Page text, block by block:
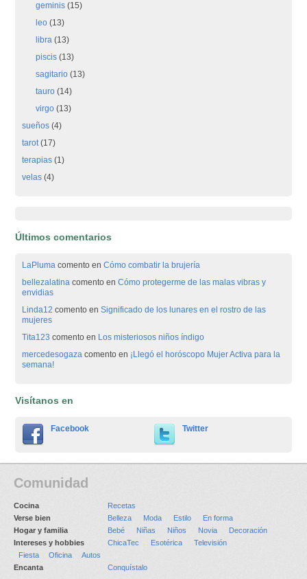
geminis (15)
leo (13)
libra (13)
piscis (13)
sagitario (13)
tauro (14)
virgo (13)
sueños (4)
tarot(17)
terapias (1)
velas (4)
Últimos comentarios
LaPluma comento enCómo combatir la brujería
bellezalatina comento enCómo protegerme de las malas vibras y
envidias
Linda12 comento enSignificado de los lunares en el rostro de las
mujeres
Tita123 comento en Los misteriosos niños índigo
mercedesogaza comento en ¡Llegó el horóscopo Mujer Activa para la
semana!
Visítanos en
Facebook Twitter
Comunidad
Cocina
Recetas
Verse bien
Belleza Moda Estilo
En forma
Hogar y familia
Bebé Niñas Niños Novia
Decoración
Intereses y hobbies
ChicaTec Esotérica
Televisión
Fiesta
Oficina
Autos
Encanta
Conquístalo